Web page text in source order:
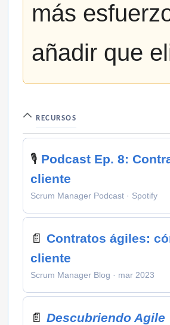
más
añadir que
RECURSOS
🎙️ Podcast Ep. 8:
cliente
Scrum Manager Podcast · Spotify
📄 Contratos ágiles:
cliente
Scrum Manager Blog · mar 2023
📄 Descubriendo Agile